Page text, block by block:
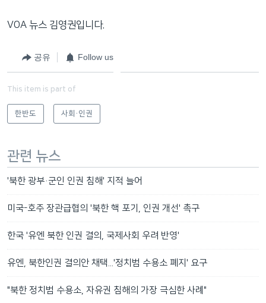
VOA 뉴스 김영권입니다.
공유 Follow us
This item is part of
한반도 사회·인권
관련 뉴스
'북한 광부·군인 인권 침해' 지적 늘어
미국-호주 장관급협의 '북한 핵 포기, 인권 개선' 촉구
한국 '유엔 북한 인권 결의, 국제사회 우려 반영'
유엔, 북한인권 결의안 채택...'정치범 수용소 폐지' 요구
"북한 정치범 수용소, 자유권 침해의 가장 극심한 사례"